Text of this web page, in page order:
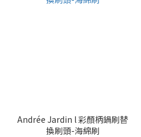
Andrée Jardin l 彩顏柄鍋刷替
換刷頭-海綿刷